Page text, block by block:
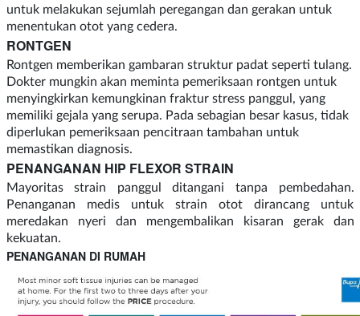
untuk melakukan sejumlah peregangan dan gerakan untuk
menentukan otot yang cedera.
RONTGEN
Rontgen memberikan gambaran struktur padat seperti tulang.
Dokter mungkin akan meminta pemeriksaan rontgen untuk
menyingkirkan kemungkinan fraktur stress panggul, yang
memiliki gejala yang serupa. Pada sebagian besar kasus, tidak
diperlukan pemeriksaan pencitraan tambahan untuk
memastikan diagnosis.
PENANGANAN HIP FLEXOR STRAIN
Mayoritas strain panggul ditangani tanpa pembedahan.
Penanganan medis untuk strain otot dirancang untuk
meredakan nyeri dan mengembalikan kisaran gerak dan
kekuatan.
PENANGANAN DI RUMAH